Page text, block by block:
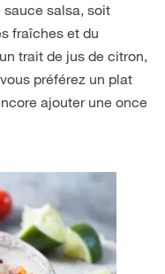
salsa, soit
fraîches et du
trait de jus de citron,
préférez un plat
ajouter une once